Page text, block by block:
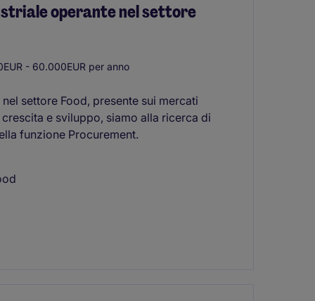
operante nel settore
- 60.000EUR per anno
settore Food, presente sui mercati
e sviluppo, siamo alla ricerca di
funzione Procurement.